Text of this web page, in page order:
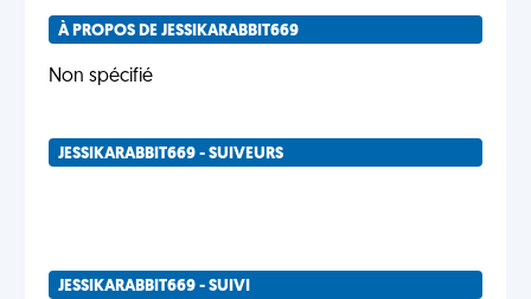
À PROPOS DE JESSIKARABBIT669
Non spécifié
JESSIKARABBIT669 - SUIVEURS
JESSIKARABBIT669 - SUIVI